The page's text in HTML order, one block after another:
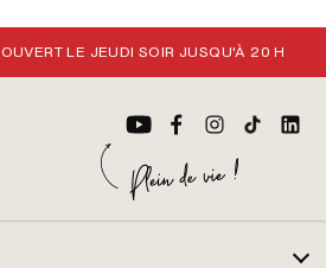
OUVERT LE JEUDI SOIR JUSQU'À 20 H